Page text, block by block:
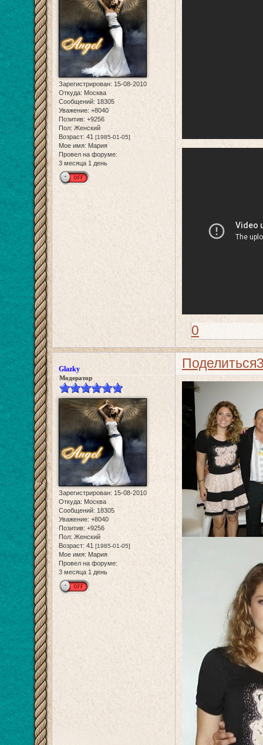
Зарегистрирован: 15-08-2010
Откуда: Москва
Сообщений: 18305
Уважение: +8040
Позитив: +9256
Пол: Женский
Возраст: 41 [1985-01-05]
Мое имя: Мария
Провел на форуме:
3 месяца 1 день
0
Поделиться
Glazky
Модератор
Зарегистрирован: 15-08-2010
Откуда: Москва
Сообщений: 18305
Уважение: +8040
Позитив: +9256
Пол: Женский
Возраст: 41 [1985-01-05]
Мое имя: Мария
Провел на форуме:
3 месяца 1 день